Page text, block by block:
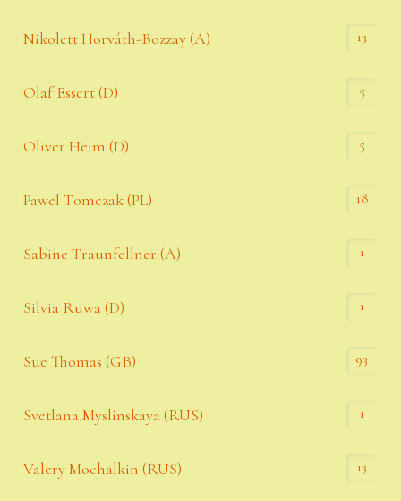
Nikolett Horváth-Bozzay (A) 13
Olaf Essert (D) 5
Oliver Heim (D) 5
Pawel Tomczak (PL) 18
Sabine Traunfellner (A) 1
Silvia Ruwa (D) 1
Sue Thomas (GB) 93
Svetlana Myslinskaya (RUS) 1
Valery Mochalkin (RUS) 13